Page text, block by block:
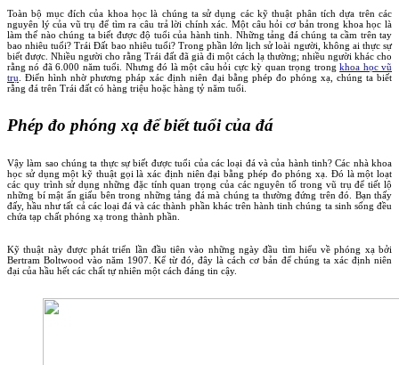
Toàn bộ mục đích của khoa học là chúng ta sử dụng các kỹ thuật phân tích dựa trên các
nguyên lý của vũ trụ để tìm ra câu trả lời chính xác. Một câu hỏi cơ bản trong khoa học là
làm thế nào chúng ta biết được độ tuổi của hành tinh. Những tảng đá chúng ta cầm trên tay
bao nhiêu tuổi? Trái Đất bao nhiêu tuổi? Trong phần lớn lịch sử loài người, không ai thực sự
biết được. Nhiều người cho rằng Trái đất đã già đi một cách lạ thường; nhiều người khác cho
rằng nó đã 6.000 năm tuổi. Nhưng đó là một câu hỏi cực kỳ quan trọng trongkhoa học vũ
trụ . Điển hình nhờ phương pháp xác định niên đại bằng phép đo phóng xạ, chúng ta biết
rằng đá trên Trái đất có hàng triệu hoặc hàng tỷ năm tuổi.
Phép đo phóng xạ để biết tuổi của đá
Vậy làm sao chúng ta thực sự biết được tuổi của các loại đá và của hành tinh? Các nhà khoa
học sử dụng một kỹ thuật gọi là xác định niên đại bằng phép đo phóng xạ. Đó là một loạt
các quy trình sử dụng những đặc tính quan trọng của các nguyên tố trong vũ trụ để tiết lộ
những bí mật ẩn giấu bên trong những tảng đá mà chúng ta thường đứng trên đó. Bạn thấy
đấy, hầu như tất cả các loại đá và các thành phần khác trên hành tinh chúng ta sinh sống đều
chứa tạp chất phóng xạ trong thành phần.
Kỹ thuật này được phát triển lần đầu tiên vào những ngày đầu tìm hiểu về phóng xạ bởi
Bertram Boltwood vào năm 1907. Kể từ đó, đây là cách cơ bản để chúng ta xác định niên
đại của hầu hết các chất tự nhiên một cách đáng tin cậy.